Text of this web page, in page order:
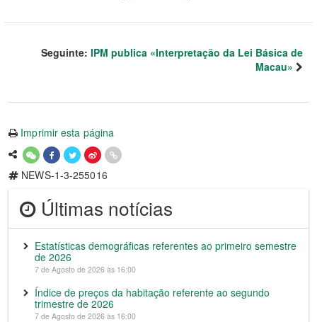
Seguinte: IPM publica «Interpretação da Lei Básica de
Macau»
Imprimir esta página
NEWS-1-3-255016
Últimas notícias
Estatísticas demográficas referentes ao primeiro semestre
de 2026
7 de Agosto de 2026 às 16:00
Índice de preços da habitação referente ao segundo
trimestre de 2026
7 de Agosto de 2026 às 16:00